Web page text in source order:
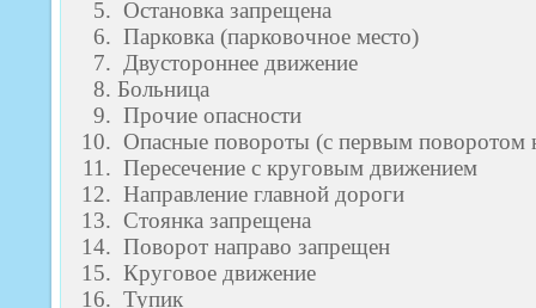
Остановка запрещена
Парковка (парковочное место)
Двустороннее движение
Больница
Прочие опасности
Опасные повороты (с первым поворотом
Пересечение с круговым движением
Направление главной дороги
Стоянка запрещена
Поворот направо запрещен
Круговое движение
Тупик